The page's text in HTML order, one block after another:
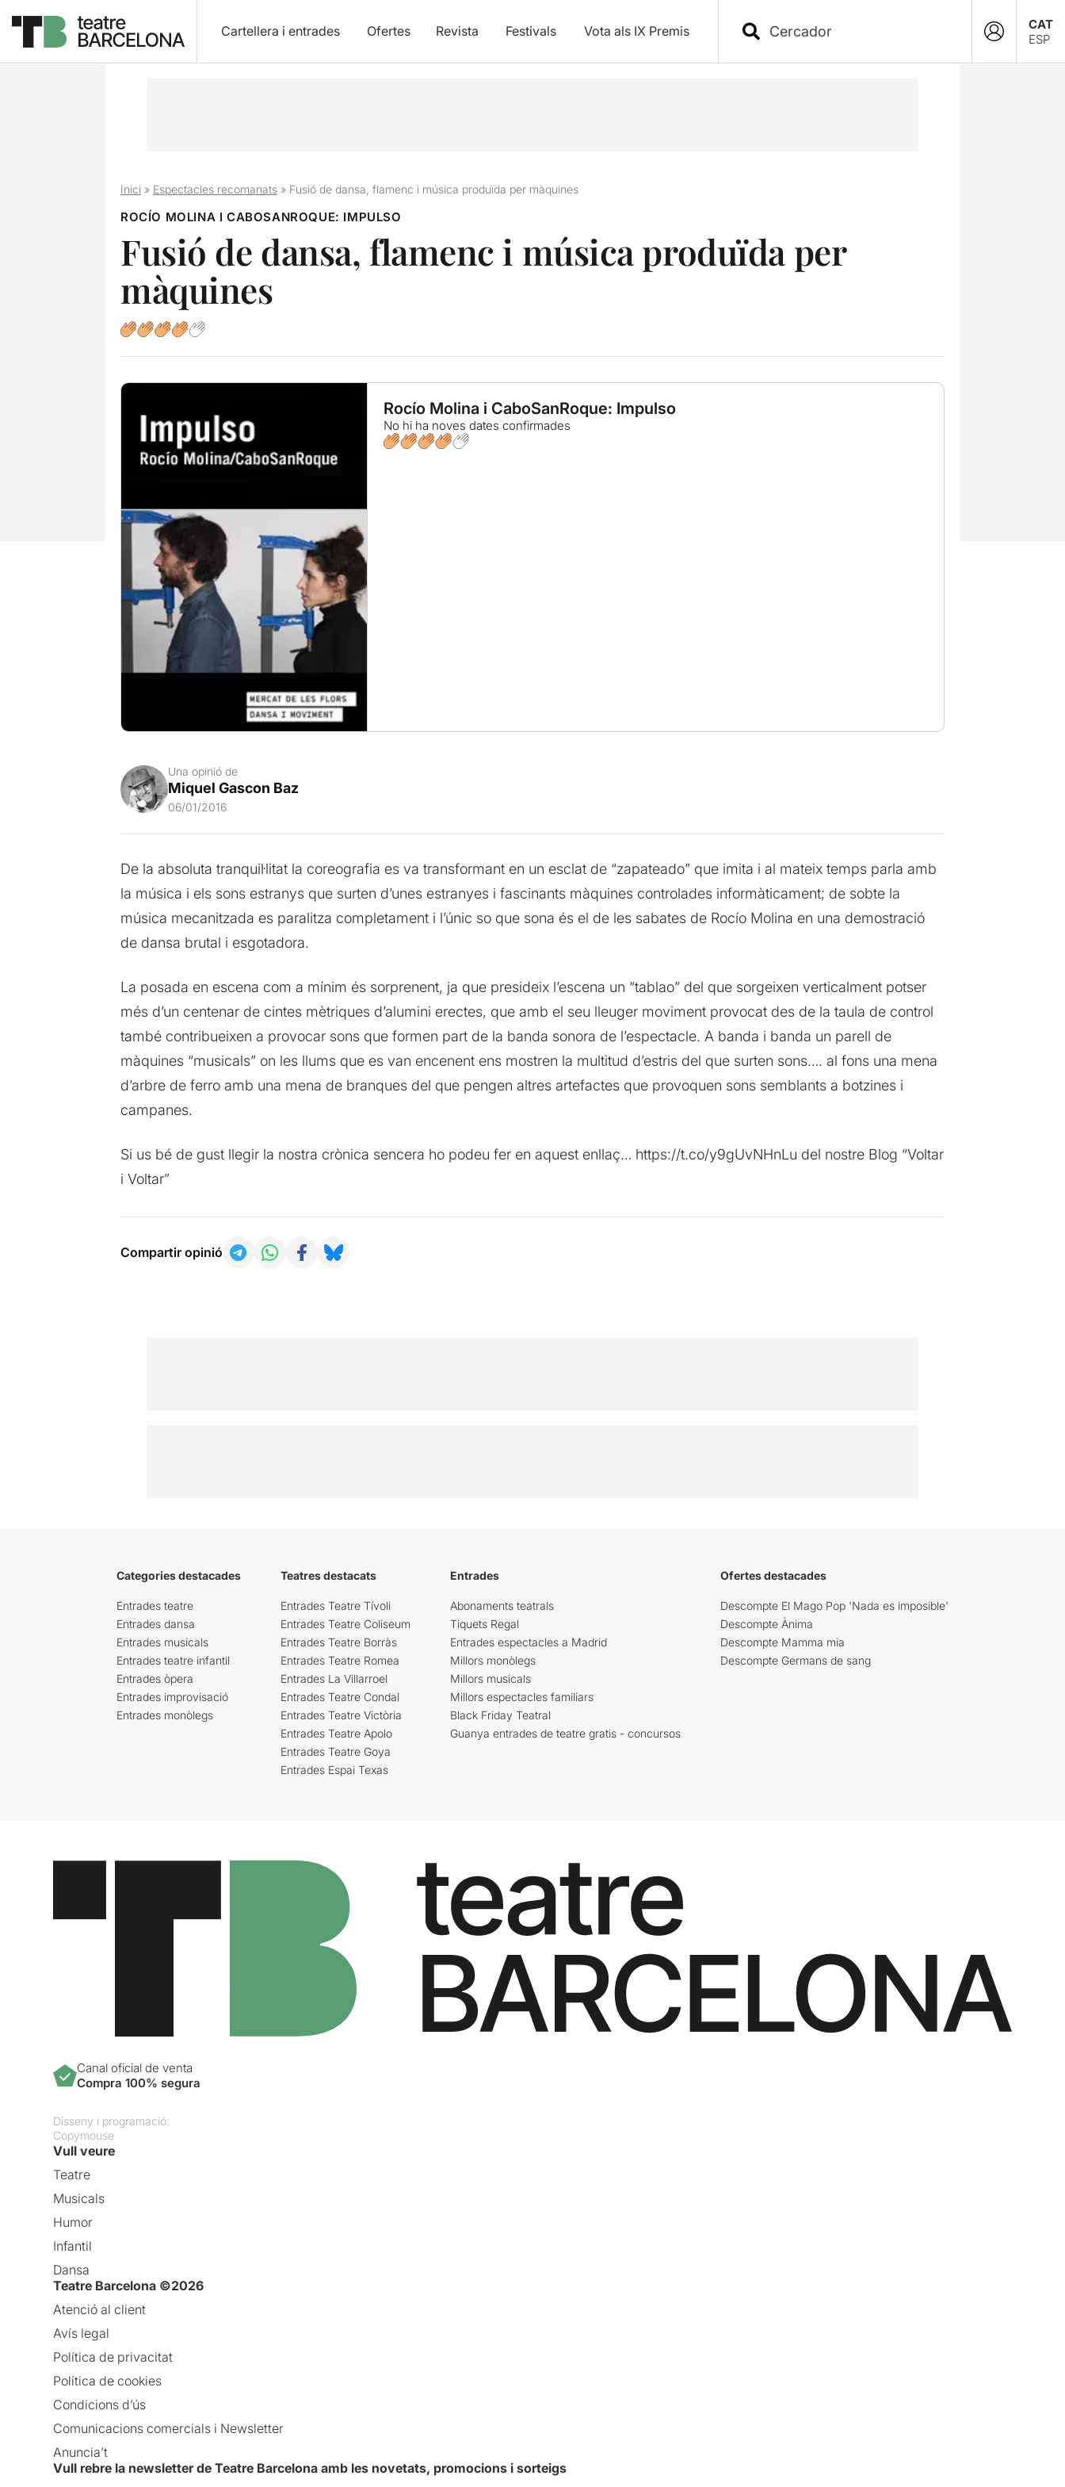
Cartellera i entrades Ofertes Revista Festivals Vota als IX Premis
CAT
ESP
Inici» Espectacles recomanats» Fusió de dansa, flamenc i música produïda per màquines
ROCÍO MOLINA I CABOSANROQUE: IMPULSO
Fusió de dansa, flamenc i música produïda per
màquines
Rocío Molina i CaboSanRoque: Impulso
No hi ha noves dates confirmades
Una opinió de
Miquel Gascon Baz
06/01/2016
De la absoluta tranquil·litat la coreografia es va transformant en un esclat de “zapateado” que imita i al mateix temps parla amb
la música i els sons estranys que surten d’unes estranyes i fascinants màquines controlades informàticament; de sobte la
música mecanitzada es paralitza completament i l’únic so que sona és el de les sabates de Rocío Molina en una demostració
de dansa brutal i esgotadora.
La posada en escena com a mínim és sorprenent, ja que presideix l’escena un “tablao” del que sorgeixen verticalment potser
més d’un centenar de cintes mètriques d’alumini erectes, que amb el seu lleuger moviment provocat des de la taula de control
també contribueixen a provocar sons que formen part de la banda sonora de l’espectacle. A banda i banda un parell de
màquines “musicals” on les llums que es van encenent ens mostren la multitud d’estris del que surten sons…. al fons una mena
d’arbre de ferro amb una mena de branques del que pengen altres artefactes que provoquen sons semblants a botzines i
campanes.
Si us bé de gust llegir la nostra crònica sencera ho podeu fer en aquest enllaç… https://t.co/y9gUvNHnLu del nostre Blog “Voltar
i Voltar”
Compartir opinió
Categories destacades
Entrades teatre
Entrades dansa
Entrades musicals
Entrades teatre infantil
Entrades òpera
Entrades improvisació
Entrades monòlegs
Teatres destacats
Entrades Teatre Tívoli
Entrades Teatre Coliseum
Entrades Teatre Borràs
Entrades Teatre Romea
Entrades La Villarroel
Entrades Teatre Condal
Entrades Teatre Victòria
Entrades Teatre Apolo
Entrades Teatre Goya
Entrades Espai Texas
Entrades
Abonaments teatrals
Tiquets Regal
Entrades espectacles a Madrid
Millors monòlegs
Millors musicals
Millors espectacles familiars
Black Friday Teatral
Guanya entrades de teatre gratis - concursos
Ofertes destacades
Descompte El Mago Pop 'Nada es imposible'
Descompte Ànima
Descompte Mamma mia
Descompte Germans de sang
Canal oficial de venta
Compra 100% segura
Disseny i programació:
Copymouse
Vull veure
Teatre
Musicals
Humor
Infantil
Dansa
Teatre Barcelona ©2026
Atenció al client
Avís legal
Política de privacitat
Política de cookies
Condicions d’ús
Comunicacions comercials i Newsletter
Anuncia’t
Vull rebre la newsletter de Teatre Barcelona amb les novetats, promocions i sorteigs